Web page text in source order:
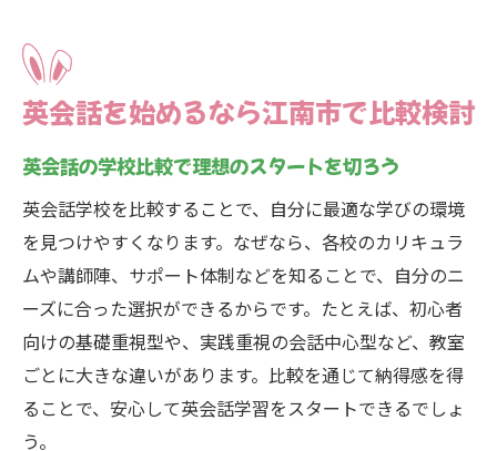
学校比較が英会話上達に与える効果につい
英会話初心者が江南市で重視すべき点を整
理
江南市の英会話教室選び方ガイド
英会話教室の選び方と比較のコツを徹底解
説
江南市で通いやすい英会話教室の探し方と
は
英会話学習目的別の学校比較ポイントを紹
英会話を始めるなら江南市で比較検討
英会話の学校比較で理想のスタートを切ろう
英会話学校を比較することで、自分に最適な学びの環境
を見つけやすくなります。なぜなら、各校のカリキュラ
ムや講師陣、サポート体制などを知ることで、自分のニ
ーズに合った選択ができるからです。たとえば、初心者
向けの基礎重視型や、実践重視の会話中心型など、教室
ごとに大きな違いがあります。比較を通じて納得感を得
ることで、安心して英会話学習をスタートできるでしょ
う。